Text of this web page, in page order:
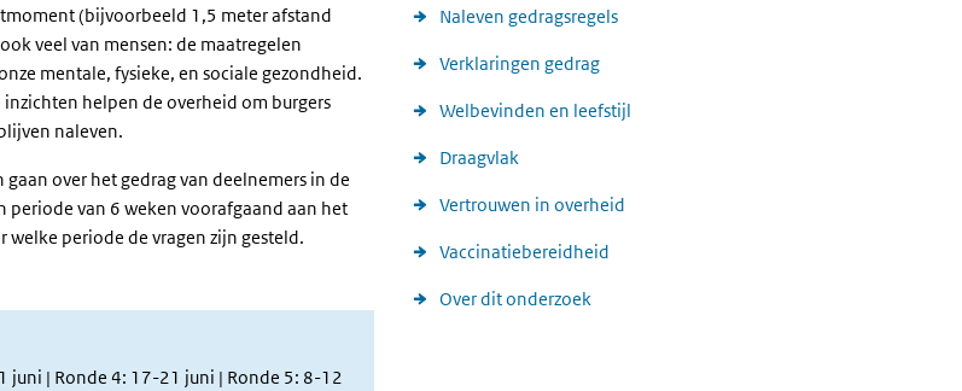
(bijvoorbeeld 1,5 meter afstand
veel van mensen: de maatregelen
mentale, fysieke, en sociale gezondheid.
helpen de overheid om burgers
naleven.
over het gedrag van deelnemers in de
periode van 6 weken voorafgaand aan het
periode de vragen zijn gesteld.
juni | Ronde 4: 17-21 juni | Ronde 5: 8-12
Naleven gedragsregels
Verklaringen gedrag
Welbevinden en leefstijl
Draagvlak
Vertrouwen in overheid
Vaccinatiebereidheid
Over dit onderzoek